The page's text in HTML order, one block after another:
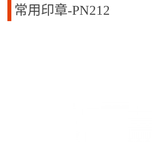
常用印章-PN212